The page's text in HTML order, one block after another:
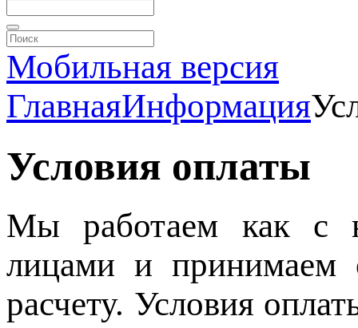
Мобильная версия
ГлавнаяИнформация
Условия оплаты
Мы работаем как с
лицами и принимаем
расчету. Условия